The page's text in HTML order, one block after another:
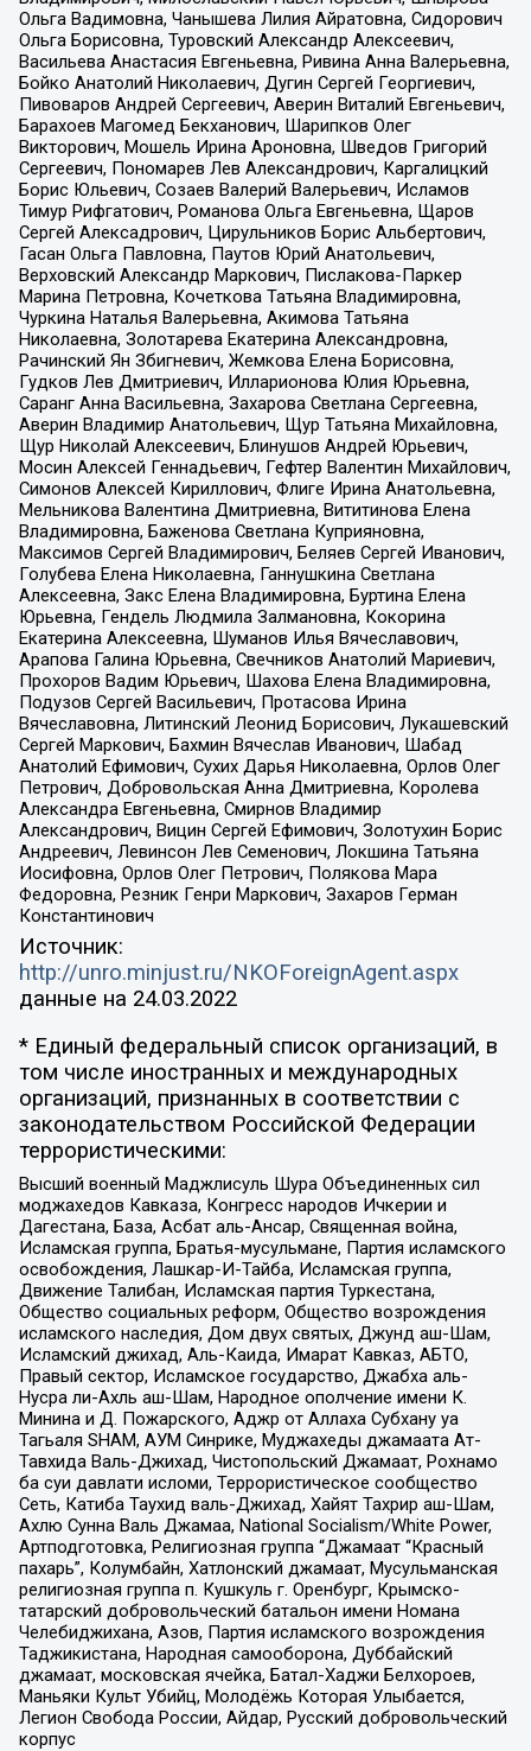
Ольга Вадимовна, Чанышева Лилия Айратовна, Сидорович
Ольга Борисовна, Туровский Александр Алексеевич,
Васильева Анастасия Евгеньевна, Ривина Анна Валерьевна,
Бойко Анатолий Николаевич, Дугин Сергей Георгиевич,
Пивоваров Андрей Сергеевич, Аверин Виталий Евгеньевич,
Барахоев Магомед Бекханович, Шарипков Олег
Викторович, Мошель Ирина Ароновна, Шведов Григорий
Сергеевич, Пономарев Лев Александрович, Каргалицкий
Борис Юльевич, Созаев Валерий Валерьевич, Исламов
Тимур Рифгатович, Романова Ольга Евгеньевна, Щаров
Сергей Алексадрович, Цирульников Борис Альбертович,
Гасан Ольга Павловна, Паутов Юрий Анатольевич,
Верховский Александр Маркович, Пислакова-Паркер
Марина Петровна, Кочеткова Татьяна Владимировна,
Чуркина Наталья Валерьевна, Акимова Татьяна
Николаевна, Золотарева Екатерина Александровна,
Рачинский Ян Збигневич, Жемкова Елена Борисовна,
Гудков Лев Дмитриевич, Илларионова Юлия Юрьевна,
Саранг Анна Васильевна, Захарова Светлана Сергеевна,
Аверин Владимир Анатольевич, Щур Татьяна Михайловна,
Щур Николай Алексеевич, Блинушов Андрей Юрьевич,
Мосин Алексей Геннадьевич, Гефтер Валентин Михайлович,
Симонов Алексей Кириллович, Флиге Ирина Анатольевна,
Мельникова Валентина Дмитриевна, Вититинова Елена
Владимировна, Баженова Светлана Куприяновна,
Максимов Сергей Владимирович, Беляев Сергей Иванович,
Голубева Елена Николаевна, Ганнушкина Светлана
Алексеевна, Закс Елена Владимировна, Буртина Елена
Юрьевна, Гендель Людмила Залмановна, Кокорина
Екатерина Алексеевна, Шуманов Илья Вячеславович,
Арапова Галина Юрьевна, Свечников Анатолий Мариевич,
Прохоров Вадим Юрьевич, Шахова Елена Владимировна,
Подузов Сергей Васильевич, Протасова Ирина
Вячеславовна, Литинский Леонид Борисович, Лукашевский
Сергей Маркович, Бахмин Вячеслав Иванович, Шабад
Анатолий Ефимович, Сухих Дарья Николаевна, Орлов Олег
Петрович, Добровольская Анна Дмитриевна, Королева
Александра Евгеньевна, Смирнов Владимир
Александрович, Вицин Сергей Ефимович, Золотухин Борис
Андреевич, Левинсон Лев Семенович, Локшина Татьяна
Иосифовна, Орлов Олег Петрович, Полякова Мара
Федоровна, Резник Генри Маркович, Захаров Герман
Константинович
Источник:
http://unro.minjust.ru/NKOForeignAgent.aspx
данные на 24.03.2022
* Единый федеральный список организаций, в
том числе иностранных и международных
организаций, признанных в соответствии с
законодательством Российской Федерации
террористическими:
Высший военный Маджлисуль Шура Объединенных сил
моджахедов Кавказа, Конгресс народов Ичкерии и
Дагестана, База, Асбат аль-Ансар, Священная война,
Исламская группа, Братья-мусульмане, Партия исламского
освобождения, Лашкар-И-Тайба, Исламская группа,
Движение Талибан, Исламская партия Туркестана,
Общество социальных реформ, Общество возрождения
исламского наследия, Дом двух святых, Джунд аш-Шам,
Исламский джихад, Аль-Каида, Имарат Кавказ, АБТО,
Правый сектор, Исламское государство, Джабха аль-
Нусра ли-Ахль аш-Шам, Народное ополчение имени К.
Минина и Д. Пожарского, Аджр от Аллаха Субхану уа
Тагьаля SHAM, АУМ Синрике, Муджахеды джамаата Ат-
Тавхида Валь-Джихад, Чистопольский Джамаат, Рохнамо
ба суи давлати исломи, Террористическое сообщество
Сеть, Катиба Таухид валь-Джихад, Хайят Тахрир аш-Шам,
Ахлю Сунна Валь Джамаа, National Socialism/White Power,
Артподготовка, Религиозная группа “Джамаат “Красный
пахарь”, Колумбайн, Хатлонский джамаат, Мусульманская
религиозная группа п. Кушкуль г. Оренбург, Крымско-
татарский добровольческий батальон имени Номана
Челебиджихана, Азов, Партия исламского возрождения
Таджикистана, Народная самооборона, Дуббайский
джамаат, московская ячейка, Батал-Хаджи Белхороев,
Маньяки Культ Убийц, Молодёжь Которая Улыбается,
Легион Свобода России, Айдар, Русский добровольческий
корпус